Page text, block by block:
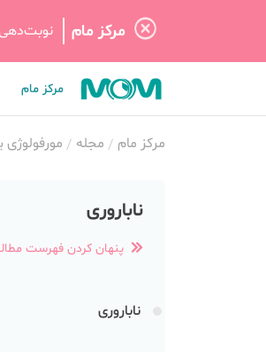
مرکز مام
مرکز مام
مرکز مام مجله
ناباروری
پنهان کردن فهرست
ناباروری